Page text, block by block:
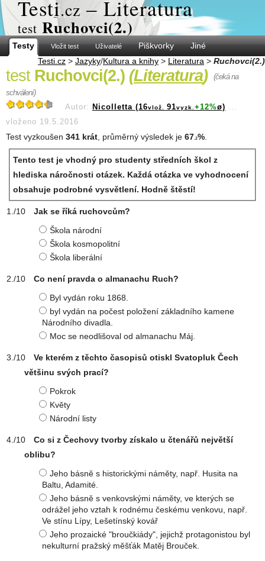
Testi.cz – Literatura
test Ruchovci(2.)
Testy Vložit test Uživatelé Piškvorky
Jiné
Testi.cz > Jazyky/Kultura a knihy > Literatura > Ruchovci(2.)
test Ruchovci(2.) (Literatura)
(čeká na
schválení)
Autor: Nicolletta (16vlož. 91vyzk. +12%ø) ...
vloženo 19.5.2016
Test vyzkoušen 341 krát , průměrný výsledek je 67 .2%
Tento test je vhodný pro studenty středních škol z
hlediska náročnosti otázek. Každá otázka ve vyhodnocení
obsahuje podrobné vysvětlení. Hodně štěstí!
Jak se říká ruchovcům?
Škola národní
Škola kosmopolitní
Škola liberální
Co není pravda o almanachu Ruch?
Byl vydán roku 1868.
byl vydán na počest položení základního kamene
Národního divadla.
Moc se neodlišoval od almanachu Máj.
Ve kterém z těchto časopisů otiskl Svatopluk Čech
většinu svých prací?
Pokrok
Květy
Národní listy
Co si z Čechovy tvorby získalo u čtenářů největší
oblibu?
Jeho básně s historickými náměty, např. Husita na
Baltu, Adamité.
Jeho básně s venkovskými náměty, ve kterých se
odrážel jeho vztah k rodnému českému venkovu, např.
Ve stínu Lípy, Lešetínský kovář
Jeho prozaické "broučkiády", jejichž protagonistou byl
nekulturní pražský měšťák Matěj Brouček.